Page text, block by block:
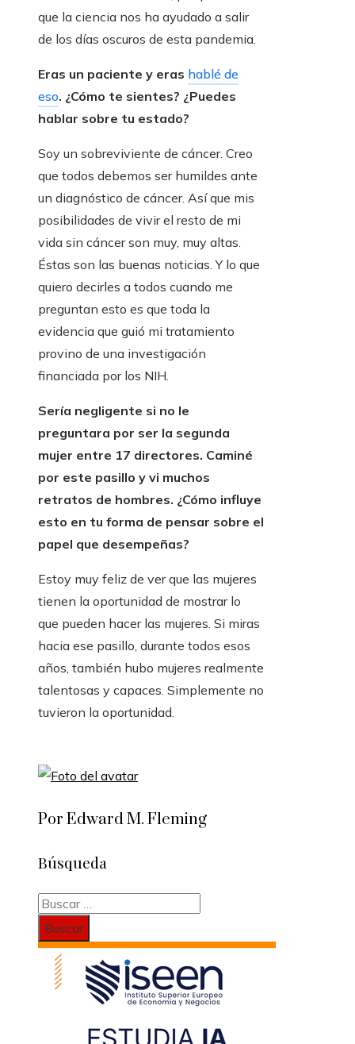
que la ciencia nos ha ayudado a salir
de los días oscuros de esta pandemia.
Eras un paciente y eras hablé de
eso. ¿Cómo te sientes? ¿Puedes
hablar sobre tu estado?
Soy un sobreviviente de cáncer. Creo
que todos debemos ser humildes ante
un diagnóstico de cáncer. Así que mis
posibilidades de vivir el resto de mi
vida sin cáncer son muy, muy altas.
Éstas son las buenas noticias. Y lo que
quiero decirles a todos cuando me
preguntan esto es que toda la
evidencia que guió mi tratamiento
provino de una investigación
financiada por los NIH.
Sería negligente si no le
preguntara por ser la segunda
mujer entre 17 directores. Caminé
por este pasillo y vi muchos
retratos de hombres. ¿Cómo influye
esto en tu forma de pensar sobre el
papel que desempeñas?
Estoy muy feliz de ver que las mujeres
tienen la oportunidad de mostrar lo
que pueden hacer las mujeres. Si miras
hacia ese pasillo, durante todos esos
años, también hubo mujeres realmente
talentosas y capaces. Simplemente no
tuvieron la oportunidad.
Por Edward M. Fleming
Búsqueda
Buscar: